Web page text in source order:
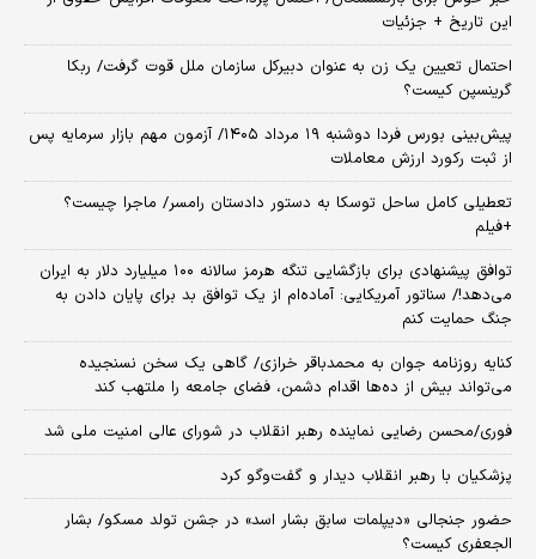
این تاریخ + جزئیات
احتمال تعیین یک زن به عنوان دبیرکل سازمان ملل قوت گرفت/ ربکا
گرینسپن کیست؟
​پیش‌بینی بورس فردا دوشنبه ۱۹ مرداد ۱۴۰۵/ آزمون مهم بازار سرمایه پس
از ثبت رکورد ارزش معاملات
تعطیلی کامل ساحل توسکا به دستور دادستان رامسر/ ماجرا چیست؟
+فیلم
توافق پیشنهادی برای بازگشایی تنگه هرمز سالانه ۱۰۰ میلیارد دلار به ایران
می‌دهد!/ سناتور آمریکایی: آماده‌ام از یک توافق بد برای پایان دادن به
جنگ حمایت کنم
کنایه روزنامه جوان به محمدباقر خرازی/ گاهی یک سخن نسنجیده
می‌تواند بیش از ده‌ها اقدام دشمن، فضای جامعه را ملتهب کند
فوری/محسن رضایی نماینده رهبر انقلاب در شورای عالی امنیت ملی شد
پزشکیان با رهبر انقلاب دیدار و گفت‌وگو کرد
حضور جنجالی «دیپلمات سابق بشار اسد» در جشن تولد مسکو/ بشار
الجعفری کیست؟